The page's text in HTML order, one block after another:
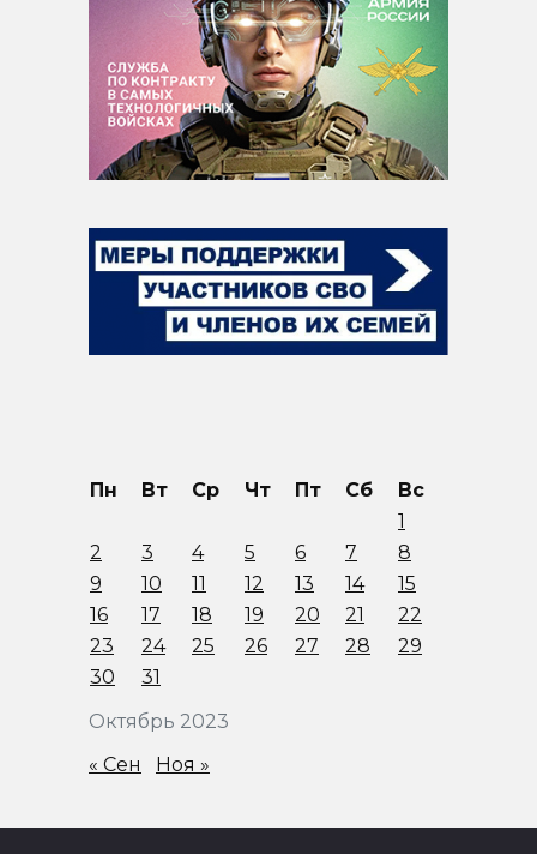
Октябрь 2023
Пн Вт Ср Чт Пт Сб
Вс
1
2
3 4 5 6 7
8
9
10 11 12 13 14
15
16
17 18 19 20 21
22
23
24 25 26 27 28
29
30
31
« Сен Ноя »